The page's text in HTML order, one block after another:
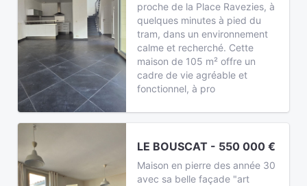
proche de la Place Ravezies, à
quelques minutes à pied du
tram, dans un environnement
calme et recherché. Cette
maison de 105 m² offre un
cadre de vie agréable et
fonctionnel, à pro
LE BOUSCAT - 550 000 €
Maison en pierre des année 30
avec sa belle façade "art